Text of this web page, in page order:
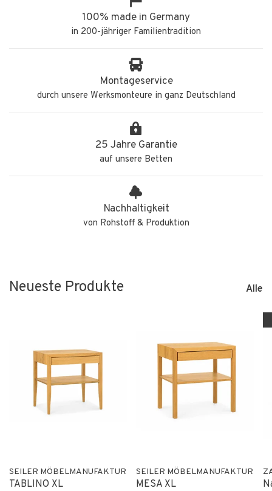
100% made in Germany
in 200-jähriger Familientradition
Montageservice
durch unsere Werksmonteure in ganz Deutschland
25 Jahre Garantie
auf unsere Betten
Nachhaltigkeit
von Rohstoff & Produktion
Neueste Produkte Alle
SEILER MÖBELMANUFAKTUR
TABLINO XL
SEILER MÖBELMANUFAKTUR
MESA XL